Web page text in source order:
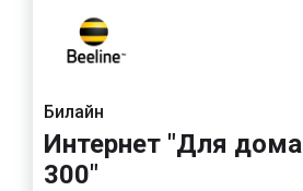
Билайн
Интернет "Для дома
300"